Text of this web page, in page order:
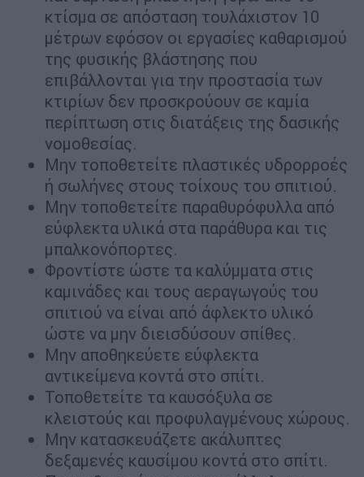
κτίσμα σε απόσταση τουλάχιστον 10
μέτρων εφόσον οι εργασίες καθαρισμού
της φυσικής βλάστησης που
επιβάλλονται για την προστασία των
κτιρίων δεν προσκρούουν σε καμία
περίπτωση στις διατάξεις της δασικής
νομοθεσίας.
Μην τοποθετείτε πλαστικές υδρορροές
ή σωλήνες στους τοίχους του σπιτιού.
Μην τοποθετείτε παραθυρόφυλλα από
εύφλεκτα υλικά στα παράθυρα και τις
μπαλκονόπορτες.
Φροντίστε ώστε τα καλύμματα στις
καμινάδες και τους αεραγωγούς του
σπιτιού να είναι από άφλεκτο υλικό
ώστε να μην διεισδύσουν σπίθες.
Μην αποθηκεύετε εύφλεκτα
αντικείμενα κοντά στο σπίτι.
Τοποθετείτε τα καυσόξυλα σε
κλειστούς και προφυλαγμένους χώρους.
Μην κατασκευάζετε ακάλυπτες
δεξαμενές καυσίμου κοντά στο σπίτι.